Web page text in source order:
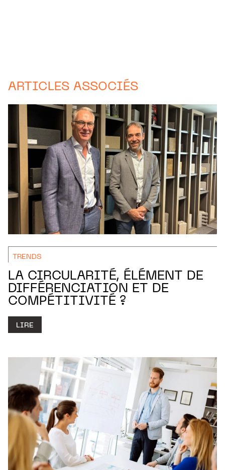
ARTICLES ASSOCIÉS
TRENDS
LA CIRCULARITÉ, ÉLÉMENT DE
DIFFÉRENCIATION ET DE
COMPÉTITIVITÉ ?
LIRE